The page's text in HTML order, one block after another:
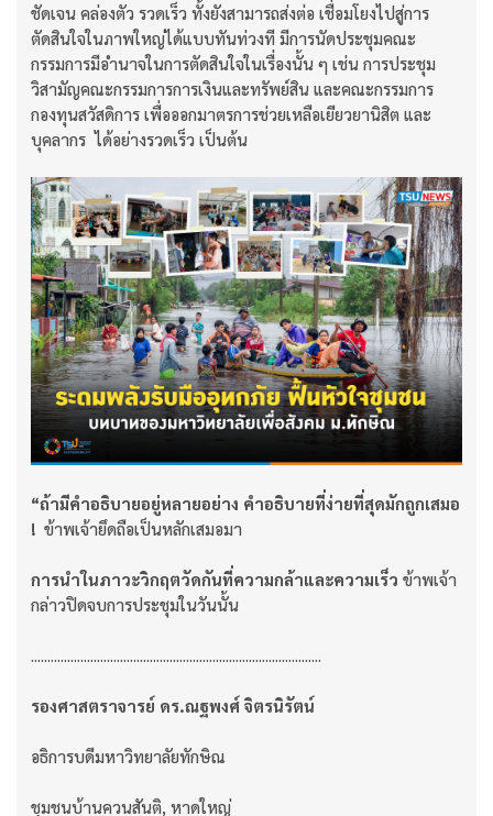
ชัดเจน คล่องตัว รวดเร็ว ทั้งยังสามารถส่งต่อ เชื่อมโยงไปสู่การ
ตัดสินใจในภาพใหญ่ได้แบบทันท่วงที มีการนัดประชุมคณะ
กรรมการมีอำนาจในการตัดสินใจในเรื่องนั้น ๆ เช่น การประชุม
วิสามัญคณะกรรมการการเงินและทรัพย์สิน และคณะกรรมการ
กองทุนสวัสดิการ เพื่อออกมาตรการช่วยเหลือเยียวยานิสิต และ
บุคลากร ได้อย่างรวดเร็ว เป็นต้น
“ถ้ามีคำอธิบายอยู่หลายอย่าง คำอธิบายที่ง่ายที่สุดมักถูกเสมอ
! ข้าพเจ้ายึดถือเป็นหลักเสมอมา
การนำในภาวะวิกฤตวัดกันที่ความกล้าและความเร็ว ข้าพเจ้า
กล่าวปิดจบการประชุมในวันนั้น
รองศาสตราจารย์ ดร.ณฐพงศ์ จิตรนิรัตน์
อธิการบดีมหาวิทยาลัยทักษิณ
ชุมชนบ้านควนสันติ, หาดใหญ่